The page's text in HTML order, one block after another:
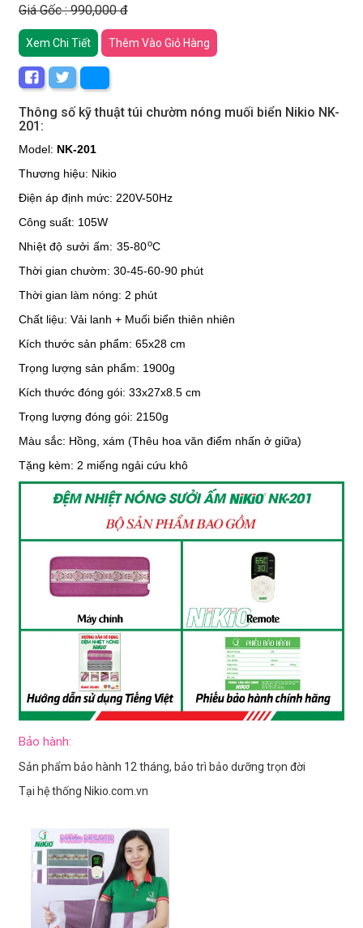
Giá Gốc : 990,000 đ
Xem Chi Tiết Thêm Vào Giỏ Hàng
Thông số kỹ thuật túi chườm nóng muối biển Nikio NK-
201:
Model: NK-201
Thương hiệu: Nikio
Điện áp định mức: 220V-50Hz
Công suất: 105W
Nhiệt độ sưởi ấm: 35-80oC
Thời gian chườm: 30-45-60-90 phút
Thời gian làm nóng: 2 phút
Chất liệu: Vải lanh + Muối biển thiên nhiên
Kích thước sản phẩm: 65x28 cm
Trọng lượng sản phẩm: 1900g
Kích thước đóng gói: 33x27x8.5 cm
Trọng lượng đóng gói: 2150g
Màu sắc: Hồng, xám (Thêu hoa văn điểm nhấn ở giữa)
Tặng kèm: 2 miếng ngải cứu khô
Bảo hành:
Sản phẩm bảo hành 12 tháng, bảo trì bảo dưỡng trọn đời
Tại hệ thống Nikio.com.vn